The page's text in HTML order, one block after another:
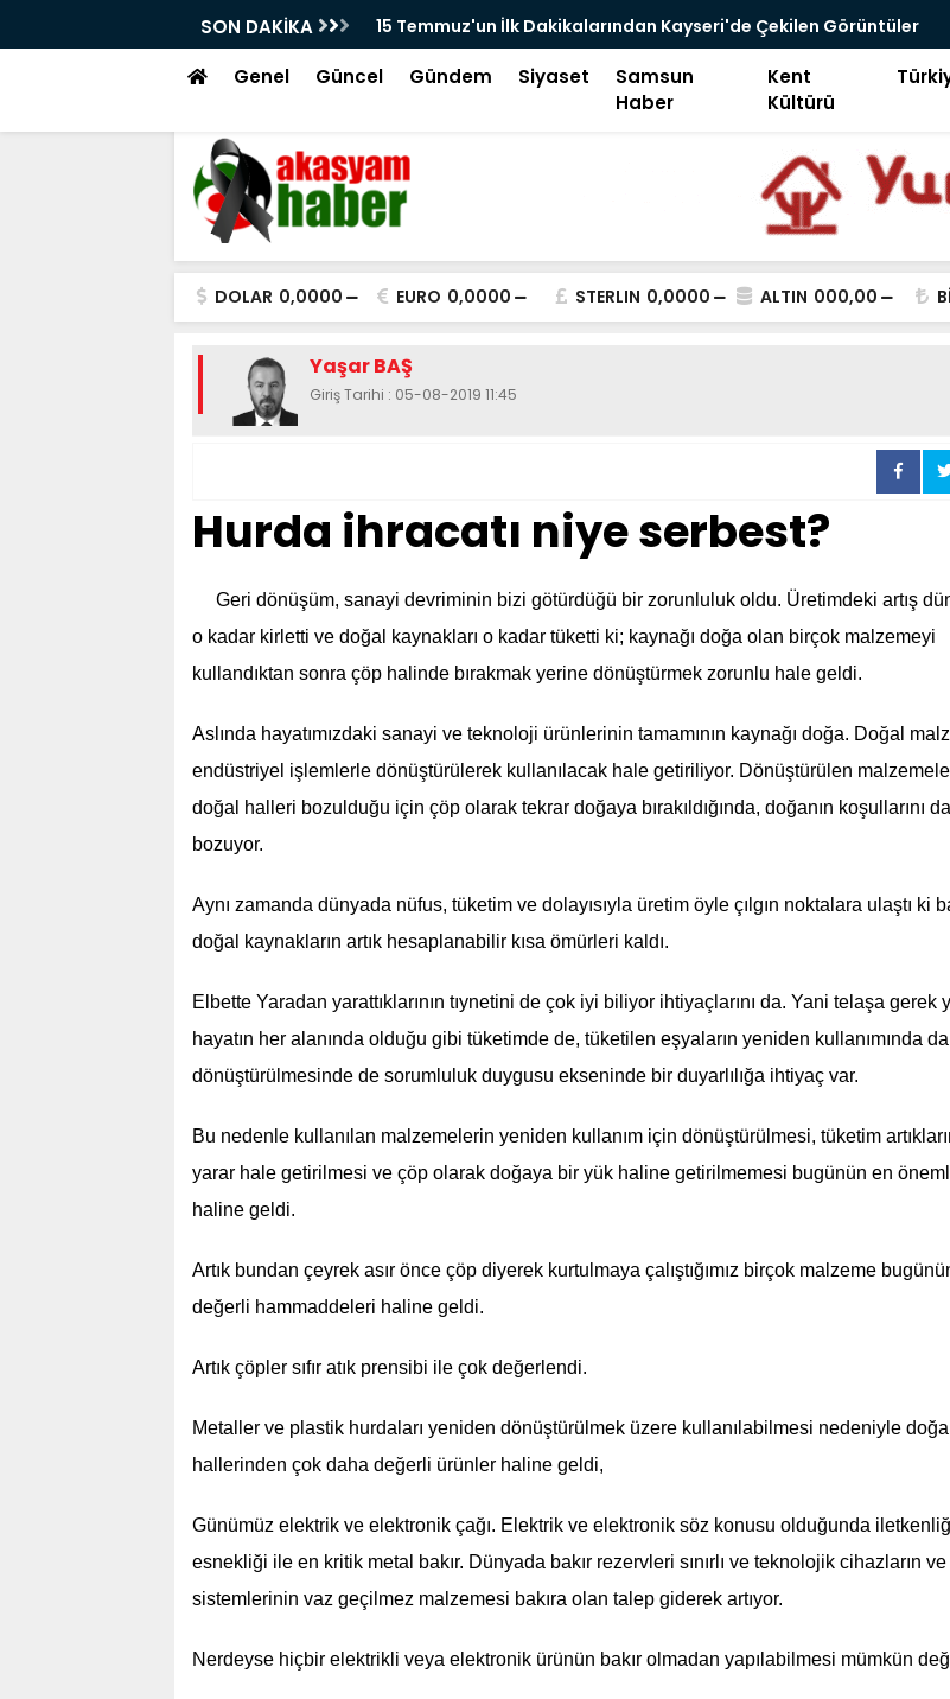
SON DAKİKA
15 Temmuz'un İlk Dakikalarından Kayseri'de Çekilen Görüntüler
Ortaya Çıktı! Ferhat Çakır'ın Meydandaki Çağrısı Kamerada
Genel Güncel Gündem Siyaset
Samsun
Haber
Kent
Kültürü
DOLAR 0,0000 EURO 0,0000 STERLIN 0,0000 ALTIN 000,00
Yaşar BAŞ
Giriş Tarihi : 05-08-2019 11:45
Hurda ihracatı niye serbest?
Geri dönüşüm, sanayi devriminin bizi götürdüğü bir zorunluluk oldu. Üretimdeki artış
o kadar kirletti ve doğal kaynakları o kadar tüketti ki; kaynağı doğa olan birçok malzemeyi
kullandıktan sonra çöp halinde bırakmak yerine dönüştürmek zorunlu hale geldi.
Aslında hayatımızdaki sanayi ve teknoloji ürünlerinin tamamının kaynağı doğa. Doğal
endüstriyel işlemlerle dönüştürülerek kullanılacak hale getiriliyor. Dönüştürülen
doğal halleri bozulduğu için çöp olarak tekrar doğaya bırakıldığında, doğanın koşullarını da
bozuyor.
Aynı zamanda dünyada nüfus, tüketim ve dolayısıyla üretim öyle çılgın noktalara ulaştı ki
doğal kaynakların artık hesaplanabilir kısa ömürleri kaldı.
Elbette Yaradan yarattıklarının tıynetini de çok iyi biliyor ihtiyaçlarını da. Yani telaşa gerek
hayatın her alanında olduğu gibi tüketimde de, tüketilen eşyaların yeniden kullanımında
dönüştürülmesinde de sorumluluk duygusu ekseninde bir duyarlılığa ihtiyaç var.
Bu nedenle kullanılan malzemelerin yeniden kullanım için dönüştürülmesi, tüketim
yarar hale getirilmesi ve çöp olarak doğaya bir yük haline getirilmemesi bugünün en
haline geldi.
Artık bundan çeyrek asır önce çöp diyerek kurtulmaya çalıştığımız birçok malzeme
değerli hammaddeleri haline geldi.
Artık çöpler sıfır atık prensibi ile çok değerlendi.
Metaller ve plastik hurdaları yeniden dönüştürülmek üzere kullanılabilmesi nedeniyle
hallerinden çok daha değerli ürünler haline geldi,
Günümüz elektrik ve elektronik çağı. Elektrik ve elektronik söz konusu olduğunda
esnekliği ile en kritik metal bakır. Dünyada bakır rezervleri sınırlı ve teknolojik cihazların
sistemlerinin vaz geçilmez malzemesi bakıra olan talep giderek artıyor.
Nerdeyse hiçbir elektrikli veya elektronik ürünün bakır olmadan yapılabilmesi mümkün